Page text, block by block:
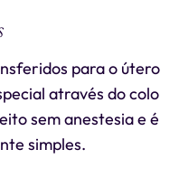
para o útero
através do colo
sem anestesia e é
simples.